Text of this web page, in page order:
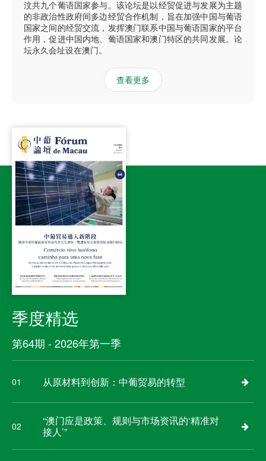
汶共九个葡语国家参与。该论坛是以经贸促进与发展为主题
的非政治性政府间多边经贸合作机制，旨在加强中国与葡语
国家之间的经贸交流，发挥澳门联系中国与葡语国家的平台
作用，促进中国内地、葡语国家和澳门特区的共同发展。论
坛永久会址设在澳门。
查看更多
季度精选
第64期 - 2026年第一季
01 从原材料到创新：中葡贸易的转型
02
“澳门应是政策、规则与市场资讯的‘精准对
接人’”